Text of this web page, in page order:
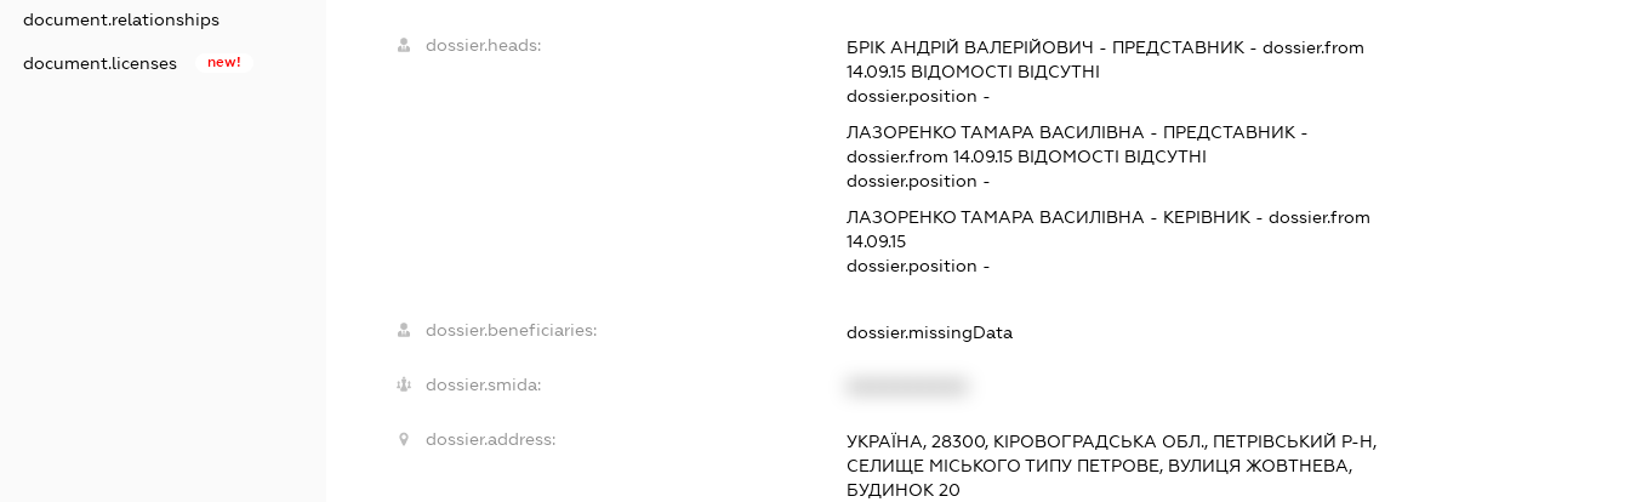
document.relationships
document.licenses new!
dossier.heads: БРІК АНДРІЙ ВАЛЕРІЙОВИЧ - ПРЕДСТАВНИК- dossier.from
14.09.15ВІДОМОСТІ ВІДСУТНІ
dossier.position -
ЛАЗОРЕНКО ТАМАРА ВАСИЛІВНА - ПРЕДСТАВНИК-
dossier.from 14.09.15ВІДОМОСТІ ВІДСУТНІ
dossier.position -
ЛАЗОРЕНКО ТАМАРА ВАСИЛІВНА - КЕРІВНИК- dossier.from
14.09.15
dossier.position -
dossier.beneficiaries: dossier.missingData
dossier.smida:
dossier.address:
УКРАЇНА, 28300, КІРОВОГРАДСЬКА ОБЛ., ПЕТРІВСЬКИЙ Р-Н,
СЕЛИЩЕ МІСЬКОГО ТИПУ ПЕТРОВЕ, ВУЛИЦЯ ЖОВТНЕВА,
БУДИНОК 20